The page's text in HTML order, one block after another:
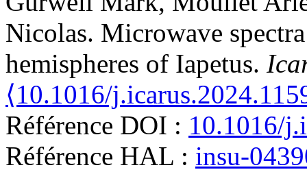
Nicolas. Microwave
hemispheres of Iapetus.
⟨10.1016/
Référence DOI : 10.1016/
Référence HAL : insu-